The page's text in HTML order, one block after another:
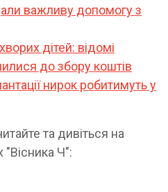
важливу допомогу з
дітей: відомі
до збору коштів
нирок робитимуть у
та дивіться на
Ч":